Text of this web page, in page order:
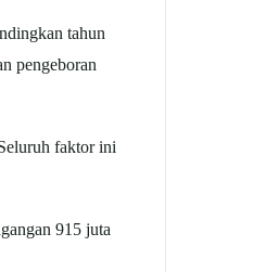
tahun
pengeboran
faktor ini
915 juta